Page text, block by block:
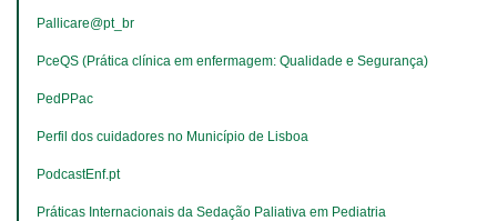
Pallicare@pt_br
PceQS (Prática clínica em enfermagem: Qualidade e Segurança)
PedPPac
Perfil dos cuidadores no Município de Lisboa
PodcastEnf.pt
Práticas Internacionais da Sedação Paliativa em Pediatria